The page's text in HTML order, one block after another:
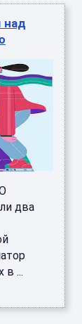
над
два
в ...